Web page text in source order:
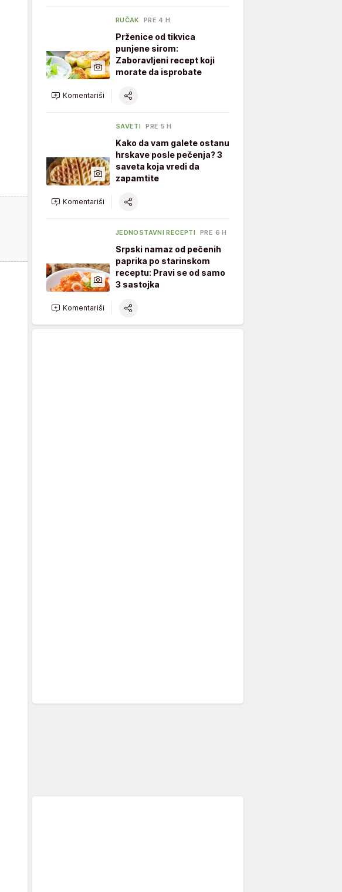
RUČAK PRE 4 H
Prženice od tikvica
punjene sirom:
Zaboravljeni recept koji
morate da isprobate
Komentariši
SAVETI PRE 5 H
Kako da vam galete ostanu
hrskave posle pečenja? 3
saveta koja vredi da
zapamtite
Komentariši
JEDNOSTAVNI RECEPTI PRE 6 H
Srpski namaz od pečenih
paprika po starinskom
receptu: Pravi se od samo
3 sastojka
Komentariši